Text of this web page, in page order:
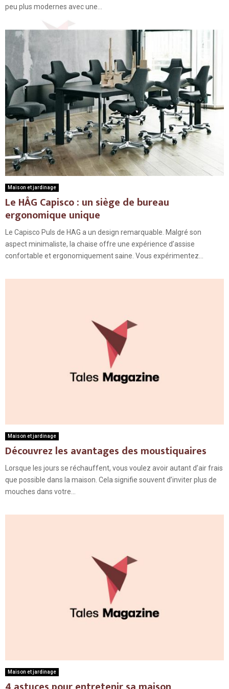
peu plus modernes avec une...
Maison et jardinage
Le HÅG Capisco : un siège de bureau
ergonomique unique
Le Capisco Puls de HAG a un design remarquable. Malgré son
aspect minimaliste, la chaise offre une expérience d’assise
confortable et ergonomiquement saine. Vous expérimentez...
Maison et jardinage
Découvrez les avantages des moustiquaires
Lorsque les jours se réchauffent, vous voulez avoir autant d’air frais
que possible dans la maison. Cela signifie souvent d’inviter plus de
mouches dans votre...
Maison et jardinage